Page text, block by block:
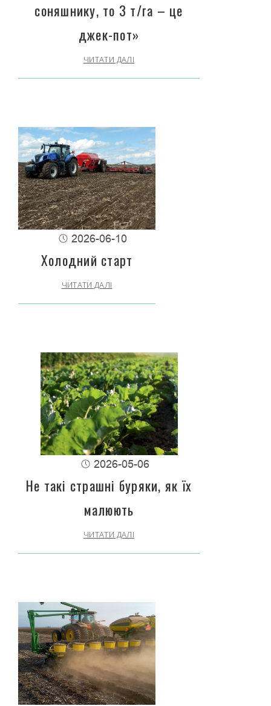
соняшнику, то 3 т/га – це
джек-пот»
ЧИТАТИ ДАЛІ
2026-06-10
Холодний старт
ЧИТАТИ ДАЛІ
2026-05-06
Не такі страшні буряки, як їх
малюють
ЧИТАТИ ДАЛІ